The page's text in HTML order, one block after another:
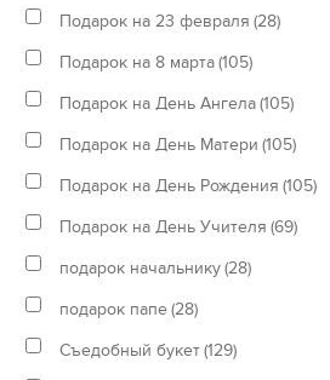
Подарок на 23 февраля (28)
Подарок на 8 марта(105)
Подарок на День Ангела(105)
Подарок на День Матери (105)
Подарок на День Рождения (105)
Подарок на День Учителя (69)
подарок начальнику(28)
подарок папе(28)
Съедобный букет(129)